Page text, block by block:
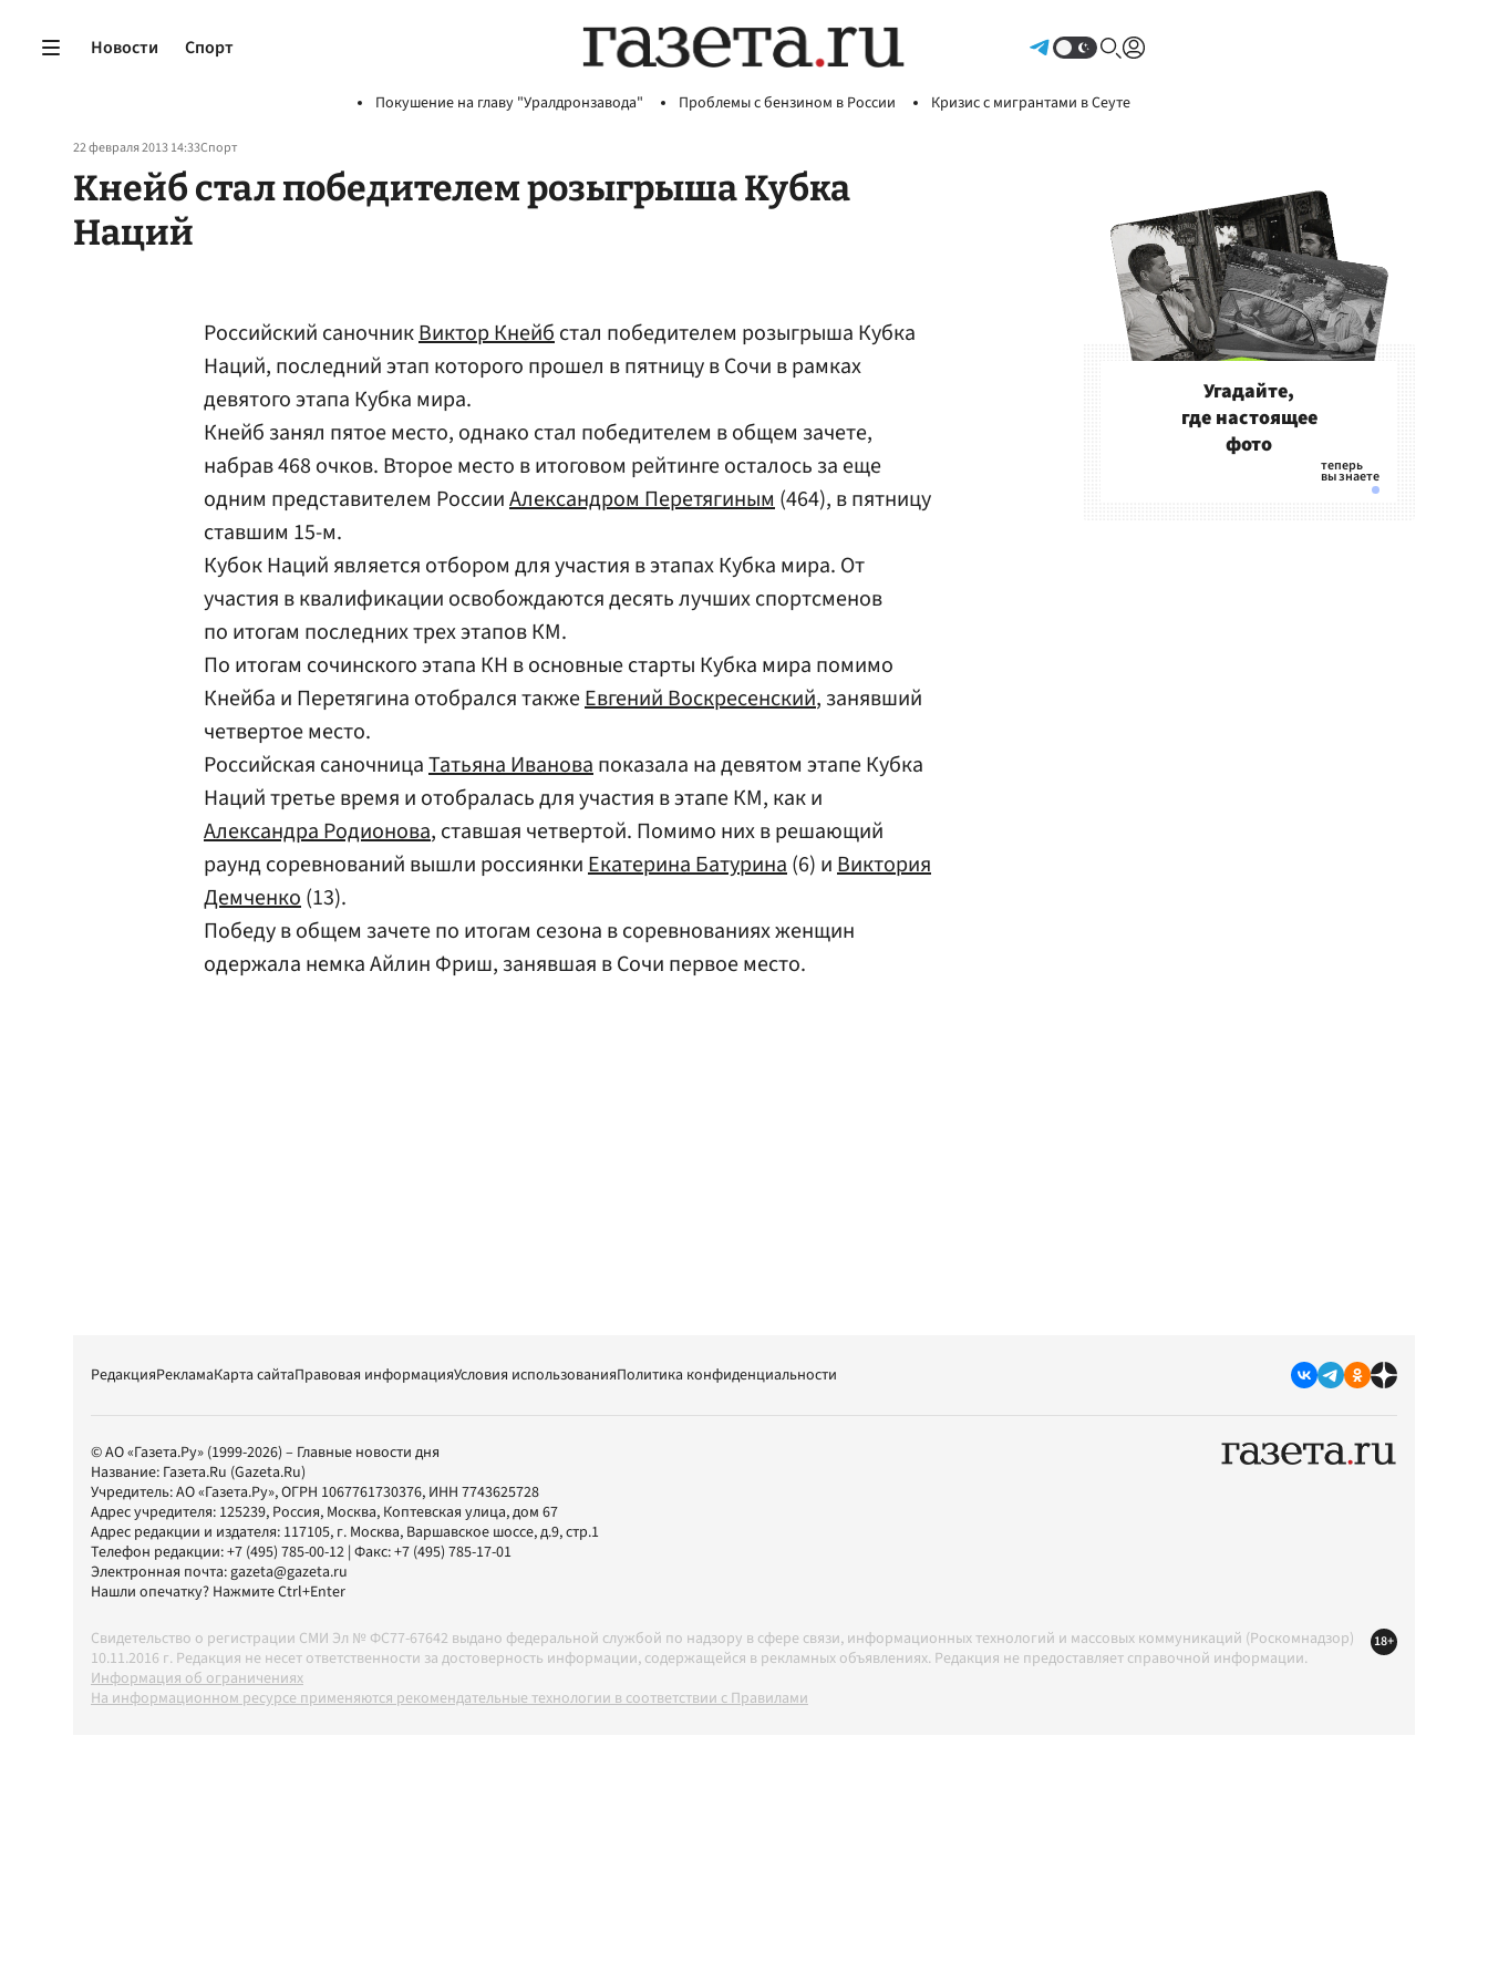
Новости Спорт
Покушение на главу "Уралдронзавода" Проблемы с бензином в России Кризис с мигрантами в Сеуте
22 февраля 2013 14:33Спорт
Кнейб стал победителем розыгрыша Кубка
Наций
Российский саночникВиктор Кнейбстал победителем розыгрыша Кубка
Наций, последний этап которого прошел в пятницу в Сочи в рамках
девятого этапа Кубка мира.
Кнейб занял пятое место, однако стал победителем в общем зачете,
набрав 468 очков. Второе место в итоговом рейтинге осталось за еще
одним представителем РоссииАлександром Перетягиным(464), в пятницу
ставшим 15-м.
Кубок Наций является отбором для участия в этапах Кубка мира. От
участия в квалификации освобождаются десять лучших спортсменов
по итогам последних трех этапов КМ.
По итогам сочинского этапа КН в основные старты Кубка мира помимо
Кнейба и Перетягина отобрался такжеЕвгений Воскресенский, занявший
четвертое место.
Российская саночницаТатьяна Ивановапоказала на девятом этапе Кубка
Наций третье время и отобралась для участия в этапе КМ, как и
Александра Родионова, ставшая четвертой. Помимо них в решающий
раунд соревнований вышли россиянкиЕкатерина Батурина(6) иВиктория
Демченко(13).
Победу в общем зачете по итогам сезона в соревнованиях женщин
одержала немка Айлин Фриш, занявшая в Сочи первое место.
Угадайте,
где настоящее
фото
РедакцияРекламаКарта сайтаПравовая информацияУсловия использованияПолитика конфиденциальности
© АО «Газета.Ру» (1999-2026) – Главные новости дня
Название: Газета.Ru (Gazeta.Ru)
Учредитель:АО «Газета.Ру», ОГРН 1067761730376, ИНН 7743625728
Адрес учредителя: 125239, Россия, Москва, Коптевская улица, дом 67
Адрес редакции и издателя: 117105, г. Москва, Варшавское шоссе, д.9, стр.1
Телефон редакции:+7 (495) 785-00-12 | Факс:+7 (495) 785-17-01
Электронная почта:gazeta@gazeta.ru
Нашли опечатку? Нажмите Ctrl+Enter
Свидетельство о регистрации СМИ Эл № ФС77-67642 выдано федеральной службой по надзору в сфере связи, информационных технологий и массовых коммуникаций (Роскомнадзор)
10.11.2016 г. Редакция не несет ответственности за достоверность информации, содержащейся в рекламных объявлениях. Редакция не предоставляет справочной информации.
Информация об ограничениях
На информационном ресурсе применяются рекомендательные технологии в соответствии с Правилами
18+